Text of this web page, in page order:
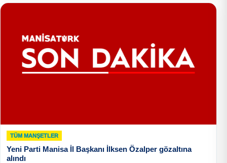
TÜM MANŞETLER
Yeni Parti Manisa İl Başkanı İlksen Özalper gözaltına
alındı